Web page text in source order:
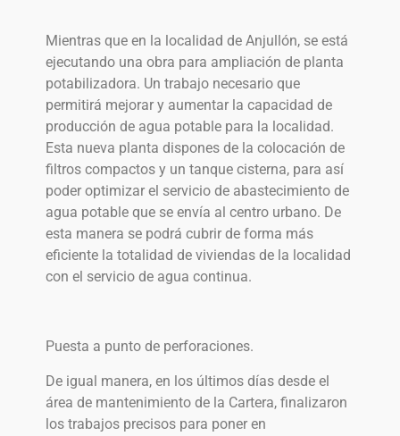
Mientras que en la localidad de Anjullón, se está
ejecutando una obra para ampliación de planta
potabilizadora. Un trabajo necesario que
permitirá mejorar y aumentar la capacidad de
producción de agua potable para la localidad.
Esta nueva planta dispones de la colocación de
filtros compactos y un tanque cisterna, para así
poder optimizar el servicio de abastecimiento de
agua potable que se envía al centro urbano. De
esta manera se podrá cubrir de forma más
eficiente la totalidad de viviendas de la localidad
con el servicio de agua continua.
Puesta a punto de perforaciones.
De igual manera, en los últimos días desde el
área de mantenimiento de la Cartera, finalizaron
los trabajos precisos para poner en